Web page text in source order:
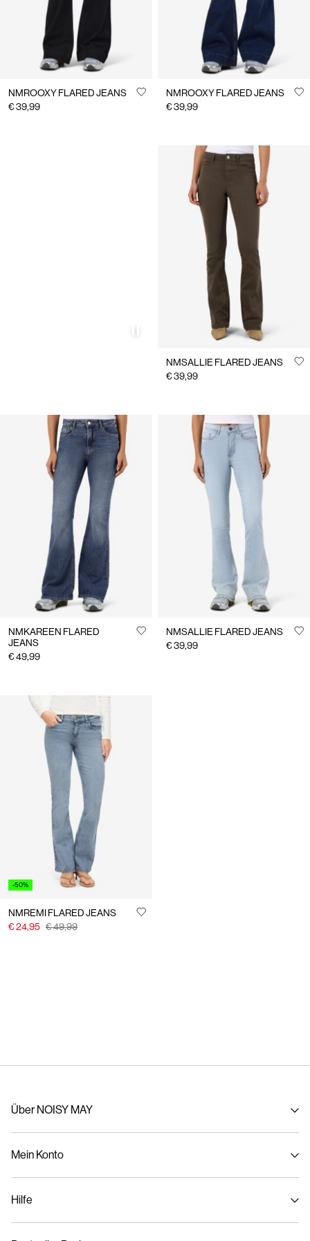
NMROOXY FLARED JEANS
€ 39,99
NMROOXY FLARED JEANS
€ 39,99
NMSALLIE FLARED JEANS
€ 39,99
NMKAREEN FLARED
JEANS
€ 49,99
NMSALLIE FLARED JEANS
€ 39,99
-50%
NMREMI FLARED JEANS
€ 24,95 € 49,99
Über NOISY MAY
Nachhaltigkeit
Mein Konto
Bestellung verfolgen
Hilfe